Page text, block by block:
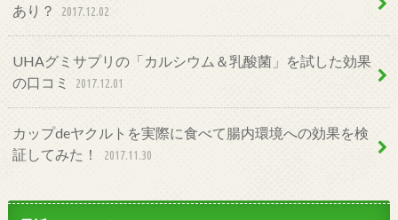
あり？ 2017.12.02
UHAグミサプリの「カルシウム＆乳酸菌」を試した効果
の口コミ
2017.12.01
カップdeヤクルトを実際に食べて腸内環境への効果を検
証してみた！
2017.11.30